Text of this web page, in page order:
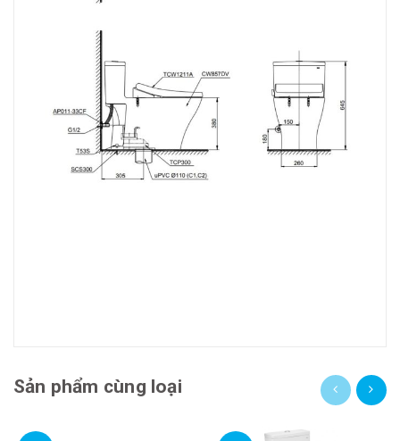
Sản phẩm cùng loại